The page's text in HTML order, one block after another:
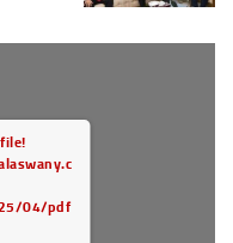
04/pdf